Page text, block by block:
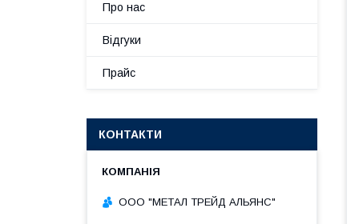
Про нас
Відгуки
Прайс
КОНТАКТИ
ООО "МЕТАЛ ТРЕЙД АЛЬЯНС"